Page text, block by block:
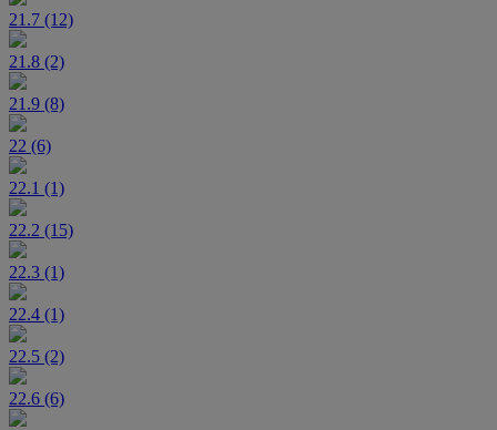
21.7 (12)
21.8 (2)
21.9 (8)
22 (6)
22.1 (1)
22.2 (15)
22.3 (1)
22.4 (1)
22.5 (2)
22.6 (6)